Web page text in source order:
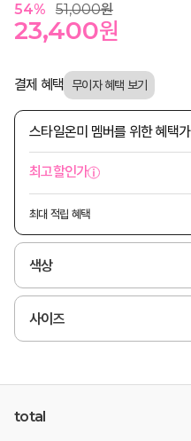
54% 51,000원
23,400원
결제 혜택
스타일온미 멤버를 위한 혜택가
최고할인가
최대 적립 혜택
색상
사이즈
total